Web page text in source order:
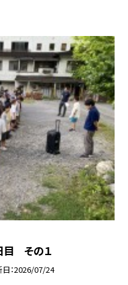
目 その１
日 2026/07/24